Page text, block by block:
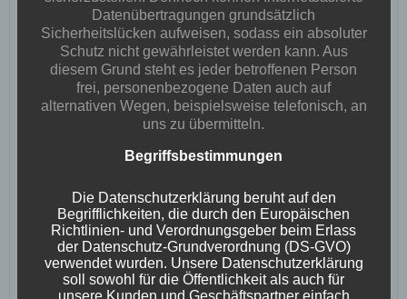
Post
navigation
PREVIOUS POST
Post
navigation
NEXT POST
No responses yet
Datenübertragungen grundsätzlich
Sicherheitslücken aufweisen, sodass ein absoluter
Schutz nicht gewährleistet werden kann. Aus
diesem Grund steht es jeder betroffenen Person
frei, personenbezogene Daten auch auf
alternativen Wegen, beispielsweise telefonisch, an
uns zu übermitteln.
Begriffsbestimmungen
Die Datenschutzerklärung beruht auf den
Begrifflichkeiten, die durch den Europäischen
Richtlinien- und Verordnungsgeber beim Erlass
der Datenschutz-Grundverordnung (DS-GVO)
verwendet wurden. Unsere Datenschutzerklärung
soll sowohl für die Öffentlichkeit als auch für
unsere Kunden und Geschäftspartner einfach